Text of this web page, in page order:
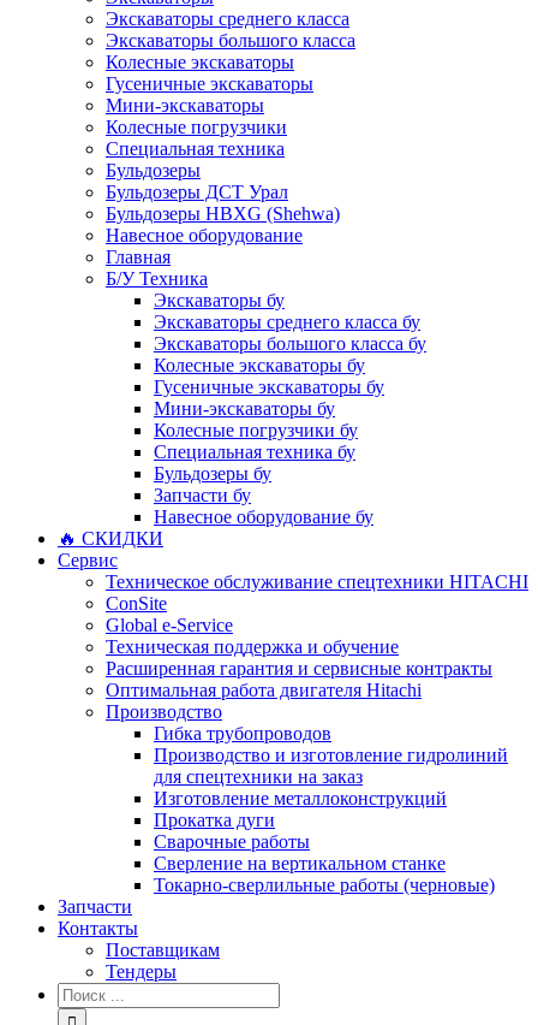
Экскаваторы среднего класса
Экскаваторы большого класса
Колесные экскаваторы
Гусеничные экскаваторы
Мини-экскаваторы
Колесные погрузчики
Специальная техника
Бульдозеры
Бульдозеры ДСТ Урал
Бульдозеры HBXG (Shehwa)
Навесное оборудование
Главная
Б/У Техника
Экскаваторы бу
Экскаваторы среднего класса бу
Экскаваторы большого класса бу
Колесные экскаваторы бу
Гусеничные экскаваторы бу
Мини-экскаваторы бу
Колесные погрузчики бу
Специальная техника бу
Бульдозеры бу
Запчасти бу
Навесное оборудование бу
🔥 СКИДКИ
Сервис
Техническое обслуживание спецтехники HITACHI
ConSite
Global e-Service
Техническая поддержка и обучение
Расширенная гарантия и сервисные контракты
Оптимальная работа двигателя Hitachi
Производство
Гибка трубопроводов
Производство и изготовление гидролиний
для спецтехники на заказ
Изготовление металлоконструкций
Прокатка дуги
Сварочные работы
Сверление на вертикальном станке
Токарно-сверлильные работы (черновые)
Запчасти
Контакты
Поставщикам
Тендеры
Результат
поиска: